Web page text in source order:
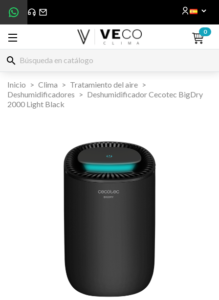
0
search
Inicio Clima
Tratamiento del aire
Deshumidificadores
Deshumidificador Cecotec BigDry
2000 Light Black